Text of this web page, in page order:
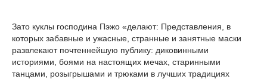
Зато куклы господина Пэжо «делают: Представления, в
которых забавные и ужасные, странные и занятные маски
развлекают почтеннейшую публику: диковинными
историями, боями на настоящих мечах, старинными
танцами, розыгрышами и трюками в лучших традициях